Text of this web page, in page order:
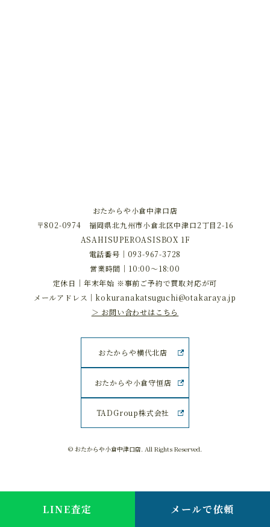
おたからや小倉中津口店
〒802-0974 福岡県北九州市小倉北区中津口2丁目2-16
ASAHISUPEROASISBOX 1F
電話番号｜ 093-967-3728
営業時間｜10:00～18:00
定休日｜年末年始 ※事前ご予約で買取対応が可
メールアドレス｜ kokuranakatsuguchi@otakaraya.jp
＞ お問い合わせはこちら
おたからや横代北店
おたからや小倉守恒店
TADGroup株式会社
© おたからや小倉中津口店. All Rights Reserved.
LINE査定 メールで依頼